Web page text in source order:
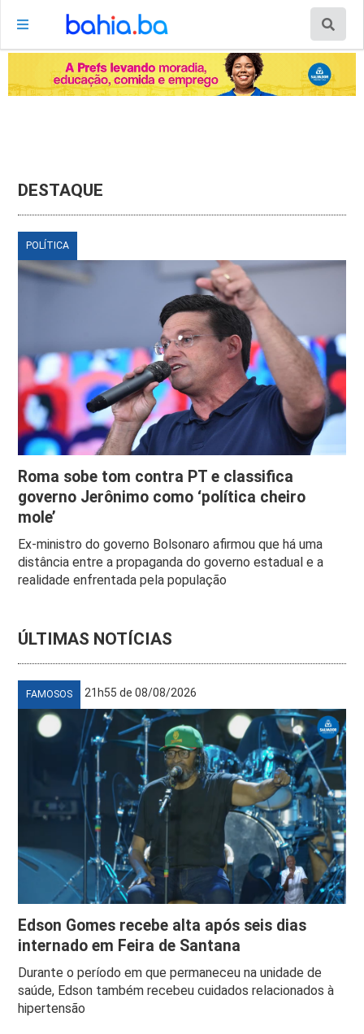
DESTAQUE
POLÍTICA
Roma sobe tom contra PT e classifica
governo Jerônimo como ‘política cheiro
mole’
Ex-ministro do governo Bolsonaro afirmou que há uma
distância entre a propaganda do governo estadual e a
realidade enfrentada pela população
ÚLTIMAS NOTÍCIAS
FAMOSOS 21h55 de 08/08/2026
Edson Gomes recebe alta após seis dias
internado em Feira de Santana
Durante o período em que permaneceu na unidade de
saúde, Edson também recebeu cuidados relacionados à
hipertensão